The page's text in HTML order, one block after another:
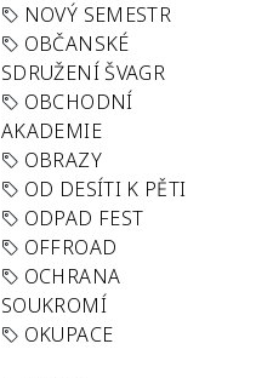
NOVÝ SEMESTR
OBČANSKÉ
SDRUŽENÍ ŠVAGR
OBCHODNÍ
AKADEMIE
OBRAZY
OD DESÍTI K PĚTI
ODPAD FEST
OFFROAD
OCHRANA
SOUKROMÍ
OKUPACE